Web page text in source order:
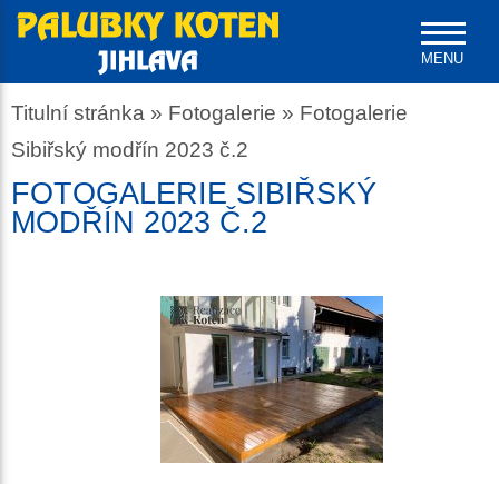
MENU
Titulní stránka » Fotogalerie » Fotogalerie
Sibiřský modřín 2023 č.2
FOTOGALERIE SIBIŘSKÝ
MODŘÍN 2023 Č.2